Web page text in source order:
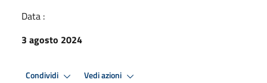
Data :
3 agosto 2024
Condividi Vedi azioni